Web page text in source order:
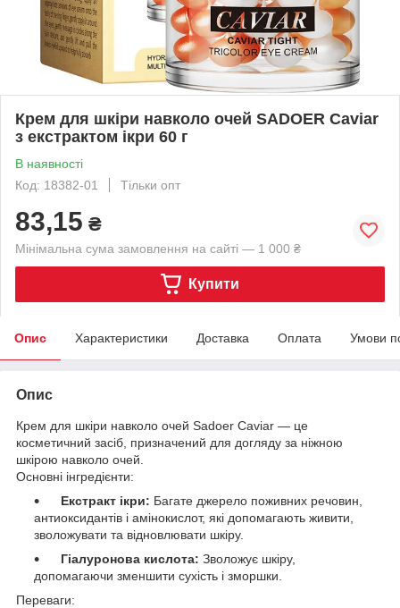
Крем для шкіри навколо очей SADOER Caviar
з екстрактом ікри 60 г
В наявності
Код: 18382-01
Тільки опт
83,15 ₴
Мінімальна сума замовлення на сайті — 1 000 ₴
Купити
Опис Характеристики Доставка Оплата Умови
Опис
Крем для шкіри навколо очей Sadoer Caviar — це
косметичний засіб, призначений для догляду за ніжною
шкірою навколо очей.
Основні інгредієнти:
Екстракт ікри: Багате джерело поживних речовин,
антиоксидантів і амінокислот, які допомагають живити,
зволожувати та відновлювати шкіру.
Гіалуронова кислота: Зволожує шкіру,
допомагаючи зменшити сухість і зморшки.
Переваги: